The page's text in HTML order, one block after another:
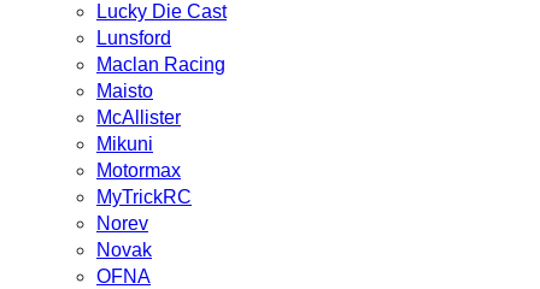
Lucky Die Cast
Lunsford
Maclan Racing
Maisto
McAllister
Mikuni
Motormax
MyTrickRC
Norev
Novak
OFNA